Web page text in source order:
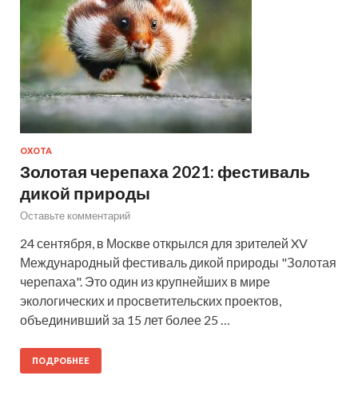
ОХОТА
Золотая черепаха 2021: фестиваль
дикой природы
Оставьте комментарий
24 сентября, в Москве открылся для зрителей XV
Международный фестиваль дикой природы "Золотая
черепаха". Это один из крупнейших в мире
экологических и просветительских проектов,
объединивший за 15 лет более 25 …
ПОДРОБНЕЕ